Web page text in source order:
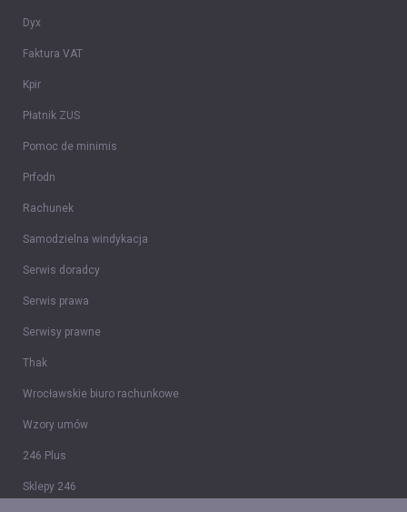
Dyx
Faktura VAT
Kpir
Płatnik ZUS
Pomoc de minimis
Prfodn
Rachunek
Samodzielna windykacja
Serwis doradcy
Serwis prawa
Serwisy prawne
Thak
Wrocławskie biuro rachunkowe
Wzory umów
246 Plus
Sklepy 246